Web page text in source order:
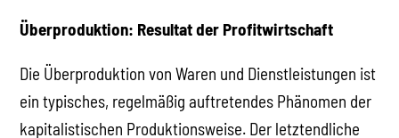
Überproduktion: Resultat der Profitwirtschaft
Die Überproduktion von Waren und Dienstleistungen ist
ein typisches, regelmäßig auftretendes Phänomen der
kapitalistischen Produktionsweise. Der letztendliche